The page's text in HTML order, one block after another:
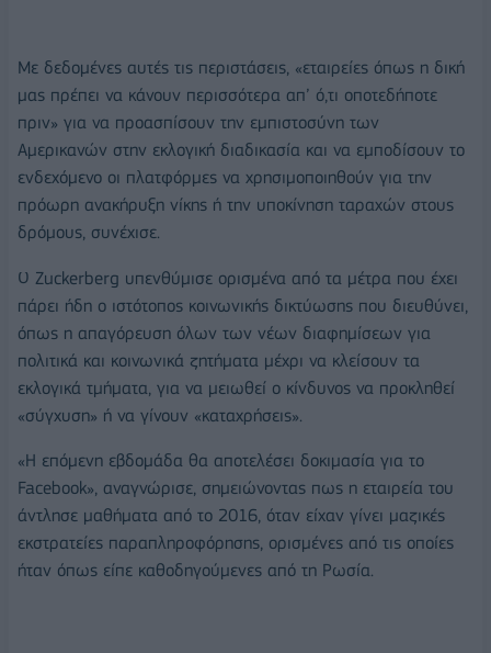
Με δεδομένες αυτές τις περιστάσεις, «εταιρείες όπως η δική
μας πρέπει να κάνουν περισσότερα απ’ ό,τι οποτεδήποτε
πριν» για να προασπίσουν την εμπιστοσύνη των
Αμερικανών στην εκλογική διαδικασία και να εμποδίσουν το
ενδεχόμενο οι πλατφόρμες να χρησιμοποιηθούν για την
πρόωρη ανακήρυξη νίκης ή την υποκίνηση ταραχών στους
δρόμους, συνέχισε.
Ο Zuckerberg υπενθύμισε ορισμένα από τα μέτρα που έχει
πάρει ήδη ο ιστότοπος κοινωνικής δικτύωσης που διευθύνει,
όπως η απαγόρευση όλων των νέων διαφημίσεων για
πολιτικά και κοινωνικά ζητήματα μέχρι να κλείσουν τα
εκλογικά τμήματα, για να μειωθεί ο κίνδυνος να προκληθεί
«σύγχυση» ή να γίνουν «καταχρήσεις».
«Η επόμενη εβδομάδα θα αποτελέσει δοκιμασία για το
Facebook», αναγνώρισε, σημειώνοντας πως η εταιρεία του
άντλησε μαθήματα από το 2016, όταν είχαν γίνει μαζικές
εκστρατείες παραπληροφόρησης, ορισμένες από τις οποίες
ήταν όπως είπε καθοδηγούμενες από τη Ρωσία.